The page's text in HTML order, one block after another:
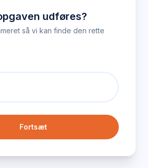
udføres?
så vi kan finde den rette
Fortsæt